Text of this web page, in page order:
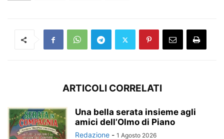
ARTICOLI CORRELATI
Una bella serata insieme agli
amici dell’Olmo di Piano
Redazione - 1 Agosto 2026